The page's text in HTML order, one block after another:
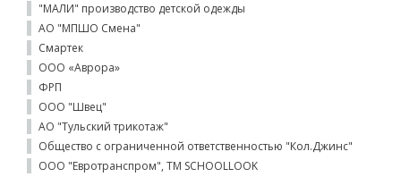
"МАЛИ" производство детской одежды
АО "МПШО Смена"
Смартек
ООО «Аврора»
ФРП
ООО "Швец"
АО "Тульский трикотаж"
Общество с ограниченной ответственностью "Кол.Джинс"
ООО "Евротранспром", ТМ SCHOOLLOOK